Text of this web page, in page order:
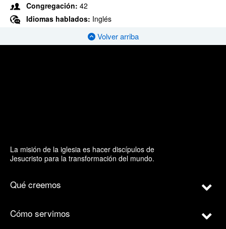
Congregación: 42
Idiomas hablados: Inglés
Volver arriba
La misión de la iglesia es hacer discípulos de
Jesucristo para la transformación del mundo.
Qué creemos
Cómo servimos